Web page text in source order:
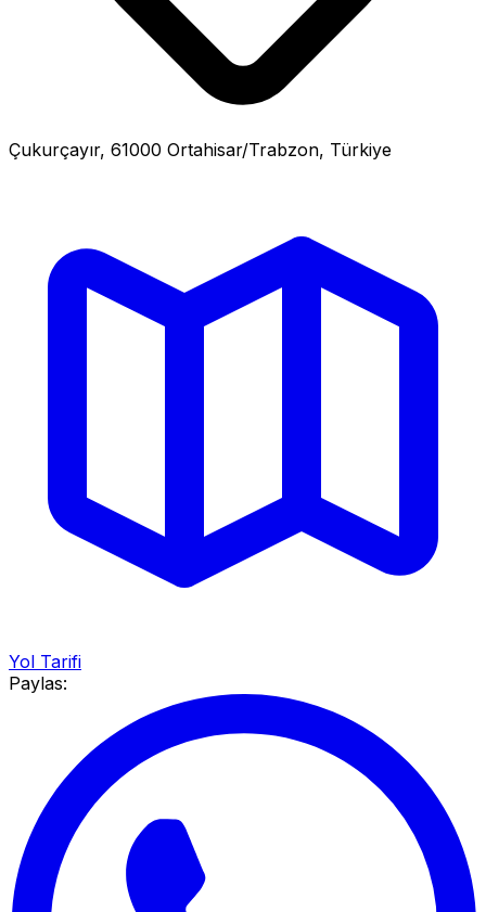
Çukurçayır, 61000 Ortahisar/Trabzon, Türkiye
Yol Tarifi
Paylas: